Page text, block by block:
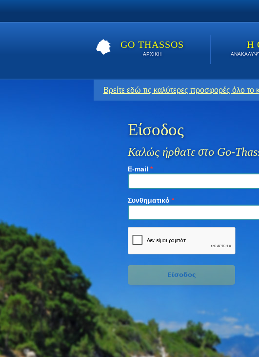
GO THASSOS
ΑΡΧΙΚΗ
Η
Βρείτε εδώ τις καλύτερες προσφορές όλο το
Είσοδος
Καλώς ήρθατε στο Go-
E-mail *
Συνθηματικό *